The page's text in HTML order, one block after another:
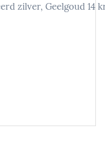
zilver, Geelgoud 14